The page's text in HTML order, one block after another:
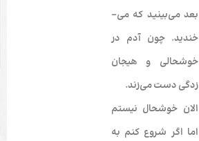
بعد می‌­بینید که می‌­
خندید. چون آدم در
خوشحالی و هیجان­‌
زدگی دست می‌زند.
الان خوشحال نیستم
اما اگر شروع کنم به